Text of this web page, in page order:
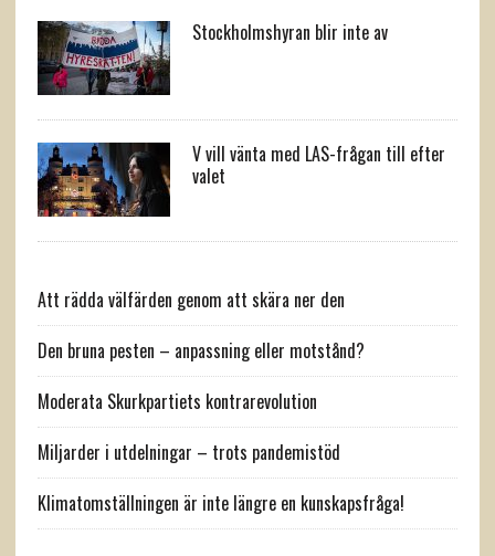
Stockholmshyran blir inte av
V vill vänta med LAS-frågan till efter
valet
Att rädda välfärden genom att skära ner den
Den bruna pesten – anpassning eller motstånd?
Moderata Skurkpartiets kontrarevolution
Miljarder i utdelningar – trots pandemistöd
Klimatomställningen är inte längre en kunskapsfråga!